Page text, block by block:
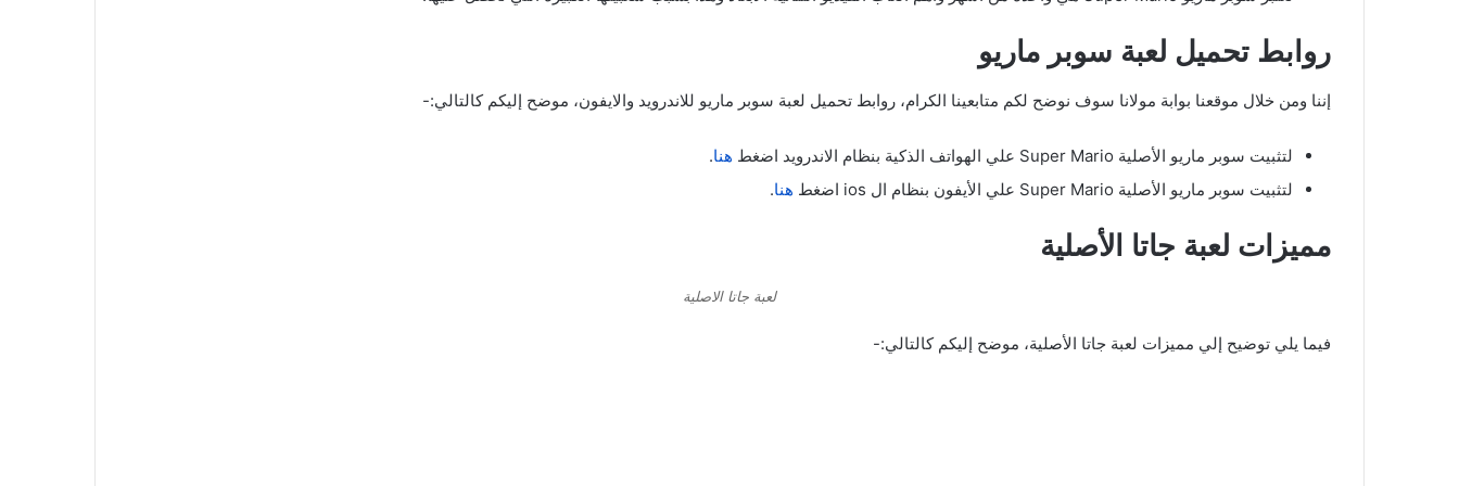
روابط تحميل لعبة سوبر ماريو
إننا ومن خلال موقعنا بوابة مولانا سوف نوضح لكم متابعينا الكرام، روابط تحميل لعبة سوبر ماريو للاندرويد والايفون، موضح إليكم كالتالي:-
لتثبيت سوبر ماريو الأصلية Super Mario علي الهواتف الذكية بنظام الاندرويد اضغط هنا.
لتثبيت سوبر ماريو الأصلية Super Mario علي الأيفون بنظام ال ios اضغط
هنا.
مميزات لعبة جاتا الأصلية
لعبة جاتا الاصلية
فيما يلي توضيح إلي مميزات لعبة جاتا الأصلية، موضح إليكم كالتالي:-